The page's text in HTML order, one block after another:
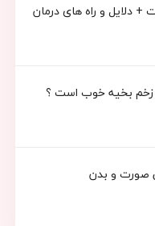
و راه های درمان
زخم بخیه خوب است ؟
صورت و بدن